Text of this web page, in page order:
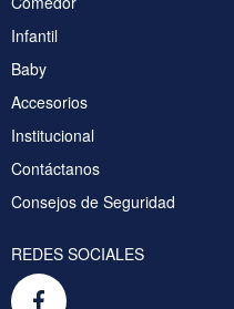
Infantil
Baby
Accesorios
Institucional
Contáctanos
Consejos de Seguridad
REDES SOCIALES